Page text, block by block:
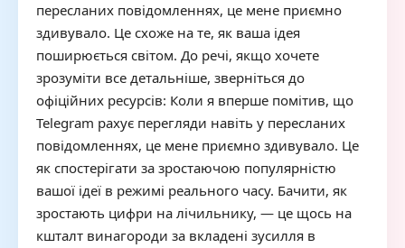
пересланих повідомленнях, це мене приємно
здивувало. Це схоже на те, як ваша ідея
поширюється світом. До речі, якщо хочете
зрозуміти все детальніше, зверніться до
офіційних ресурсів: Коли я вперше помітив, що
Telegram рахує перегляди навіть у пересланих
повідомленнях, це мене приємно здивувало. Це
як спостерігати за зростаючою популярністю
вашої ідеї в режимі реального часу. Бачити, як
зростають цифри на лічильнику, — це щось на
кшталт винагороди за вкладені зусилля в